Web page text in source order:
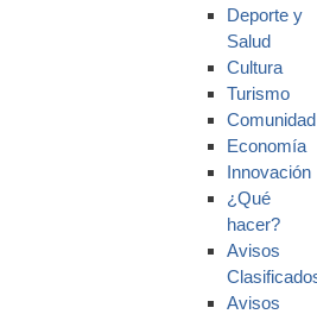
Deporte y
Salud
Cultura
Turismo
Comunidad
Economía
Innovación
¿Qué
hacer?
Avisos
Avisos